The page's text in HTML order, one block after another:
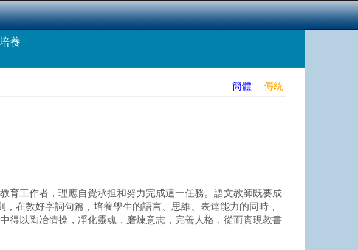
養
簡體 傳統
工作者，理應自覺承担和努力完成這一任務。語文教師既要成
在教好字詞句篇，培養學生的語言、思維、表達能力的同時，
得以陶冶情操，凈化靈魂，磨煉意志，完善人格，從而實現教書